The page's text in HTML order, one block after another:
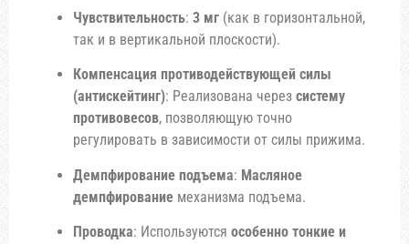
Чувствительность: 3 мг (как в горизонтальной,
так и в вертикальной плоскости).
Компенсация противодействующей силы
(антискейтинг): Реализована через систему
противовесов, позволяющую точно
регулировать в зависимости от силы прижима.
Демпфирование подъема: Масляное
демпфирование механизма подъема.
Проводка: Используются особенно тонкие и